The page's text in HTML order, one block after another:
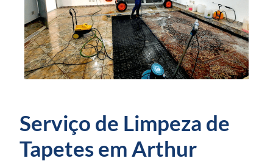
Serviço de Limpeza de
Tapetes em Arthur